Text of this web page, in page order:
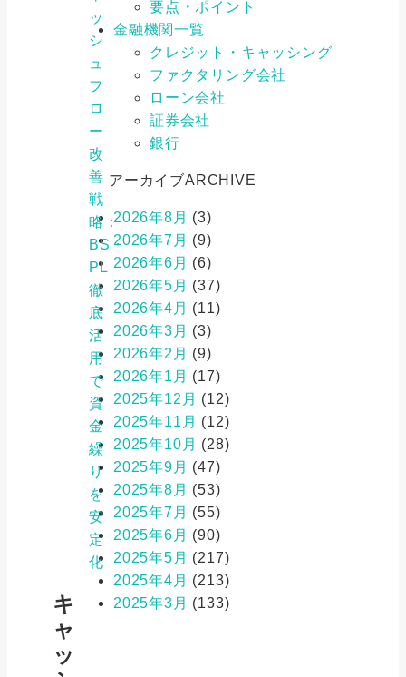
ッ
シ
ュ
フ
ロ
ー
改
善
戦
略：
BS・
PL
徹
底
活
用
で
資
金
繰
り
を
安
定
化
キ
ャ
ッ
要点・ポイント
金融機関一覧
クレジット・キャッシング
ファクタリング会社
ローン会社
証券会社
銀行
アーカイブARCHIVE
2026年8月 (3)
2026年7月 (9)
2026年6月 (6)
2026年5月 (37)
2026年4月 (11)
2026年3月 (3)
2026年2月 (9)
2026年1月 (17)
2025年12月 (12)
2025年11月 (12)
2025年10月 (28)
2025年9月 (47)
2025年8月 (53)
2025年7月 (55)
2025年6月 (90)
2025年5月 (217)
2025年4月 (213)
2025年3月 (133)